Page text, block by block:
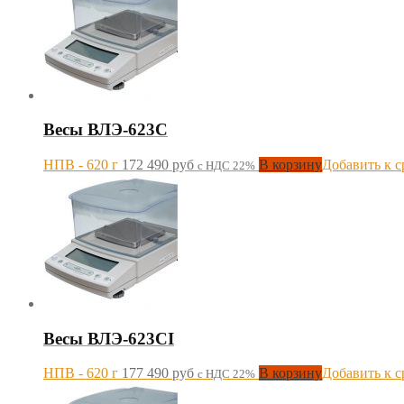
Весы ВЛЭ-623С
НПВ - 620 г 172 490 руб с НДС 22% В корзинуДобавить к
Весы ВЛЭ-623СI
НПВ - 620 г 177 490 руб с НДС 22% В корзинуДобавить к